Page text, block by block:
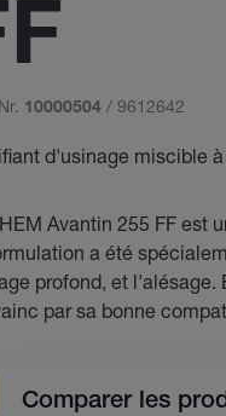
10000504 / 9612642
d'usinage miscible
Avantin 255 FF est
a été
profond, et l'alésage.
par sa bonne
Faible moussage
Comparer les